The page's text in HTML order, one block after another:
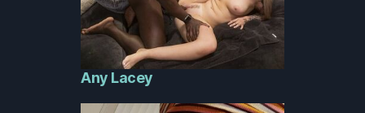
Any Lacey